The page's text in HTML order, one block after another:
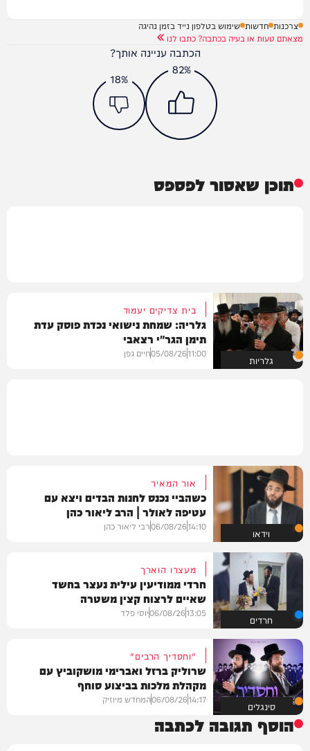
צרכנות חדשות שימוש בטלפון נייד בזמן נהיגה
מצאתם טעות או בעיה בכתבה? כתבו לנו
הכתבה עניינה אותך?
82%
18%
תוכן שאסור לפספס
גלריות
בית צדיקים יעמוד
גלריה: שמחת נישואי נכדת פוסק עדת
תימן הגר"י רצאבי
11:00
05/08/26חיים גפן
וידאו
אור המאיר
כשהביי נכנס לחנות הבדים ויצא עם
עטיפה לאולר | הרב ליאור כהן
14:10
06/08/26רבי ליאור כהן
חרדים
מעצרו הוארך
חרדי ממודיעין עילית נעצר בחשד
שאיים לרצוח קצין משטרה
13:05
06/08/26יוסי פלד
סינגלים
"וחסדיך הרבים"
שרוליק ברזל ואברימי מושקוביץ עם
מקהלת מלכות בביצוע סוחף
14:17
06/08/26המחדש מיוזיק
הוסף תגובה לכתבה